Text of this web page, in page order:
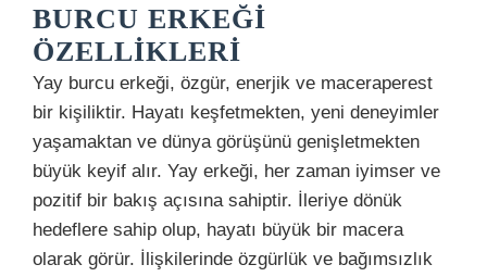
BURCU ERKEĞI
ÖZELLIKLERI
Yay burcu erkeği, özgür, enerjik ve maceraperest
bir kişiliktir. Hayatı keşfetmekten, yeni deneyimler
yaşamaktan ve dünya görüşünü genişletmekten
büyük keyif alır. Yay erkeği, her zaman iyimser ve
pozitif bir bakış açısına sahiptir. İleriye dönük
hedeflere sahip olup, hayatı büyük bir macera
olarak görür. İlişkilerinde özgürlük ve bağımsızlık